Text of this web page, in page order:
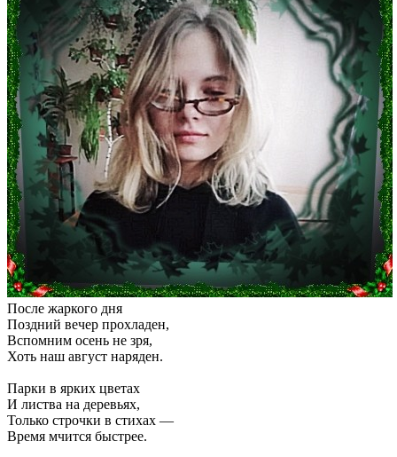
После жаркого дня
Поздний вечер прохладен,
Вспомним осень не зря,
Хоть наш август наряден.
Парки в ярких цветах
И листва на деревьях,
Только строчки в стихах —
Время мчится быстрее.